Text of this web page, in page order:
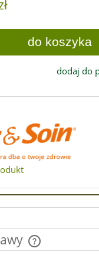
do koszyka
dodaj do
kosztów